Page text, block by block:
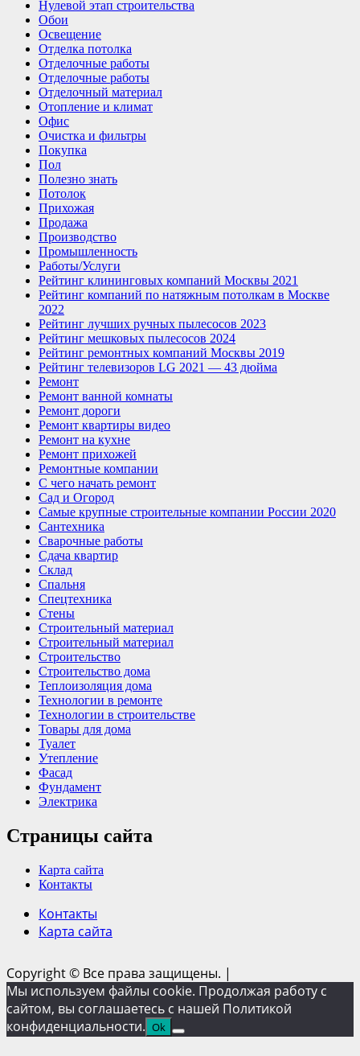
Нулевой этап строительства
Обои
Освещение
Отделка потолка
Отделочные работы
Отделочные работы
Отделочный материал
Отопление и климат
Офис
Очистка и фильтры
Покупка
Пол
Полезно знать
Потолок
Прихожая
Продажа
Производство
Промышленность
Работы/Услуги
Рейтинг клининговых компаний Москвы 2021
Рейтинг компаний по натяжным потолкам в Москве
2022
Рейтинг лучших ручных пылесосов 2023
Рейтинг мешковых пылесосов 2024
Рейтинг ремонтных компаний Москвы 2019
Рейтинг телевизоров LG 2021 — 43 дюйма
Ремонт
Ремонт ванной комнаты
Ремонт дороги
Ремонт квартиры видео
Ремонт на кухне
Ремонт прихожей
Ремонтные компании
С чего начать ремонт
Сад и Огород
Самые крупные строительные компании России 2020
Сантехника
Сварочные работы
Сдача квартир
Склад
Спальня
Спецтехника
Стены
Строительный материал
Строительный материал
Строительство
Строительство дома
Теплоизоляция дома
Технологии в ремонте
Технологии в строительстве
Товары для дома
Туалет
Утепление
Фасад
Фундамент
Электрика
Страницы сайта
Карта сайта
Контакты
Контакты
Карта сайта
Copyright © Все права защищены. |
Мы используем файлы cookie. Продолжая работу с
сайтом, вы соглашаетесь с нашей Политикой
конфиденциальности. Ok